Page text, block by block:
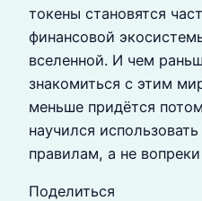
токены становятся
финансовой
вселенной. И чем
знакомиться с этим
меньше придётся
научился
правилам, а не
Поделиться